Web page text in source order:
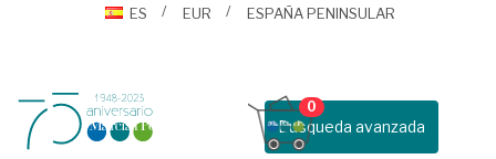
ES
EUR ESPAÑA PENINSULAR
Busqueda avanzada
0